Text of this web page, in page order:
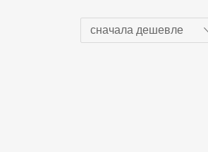
сначала дешевле